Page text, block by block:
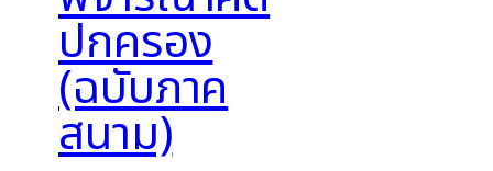
ปกครอง
(ฉบับภาค
สนาม)